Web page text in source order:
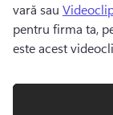
vară sau
pentru firma ta,
este acest